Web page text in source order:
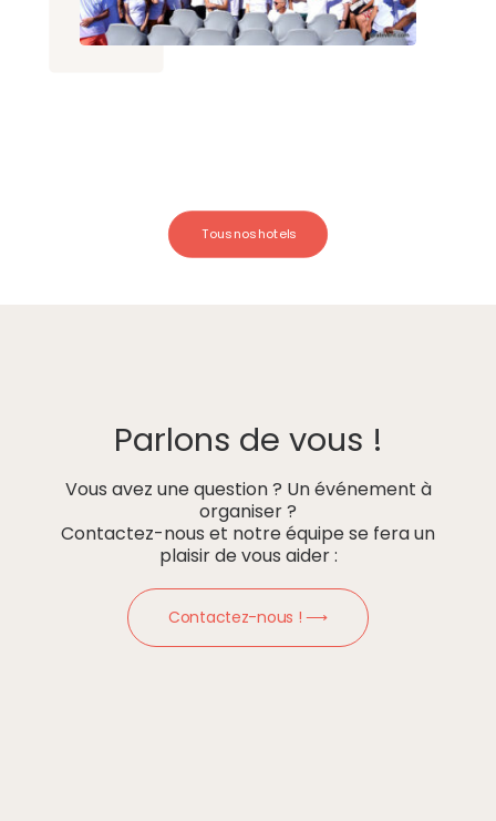
Tous nos hotels
Parlons de vous !
Vous avez une question ? Un événement à
organiser ?
Contactez-nous et notre équipe se fera un
plaisir de vous aider :
Contactez-nous ! ⟶